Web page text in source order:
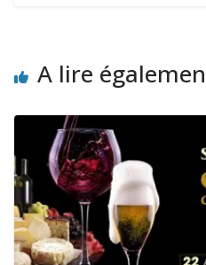
A lire